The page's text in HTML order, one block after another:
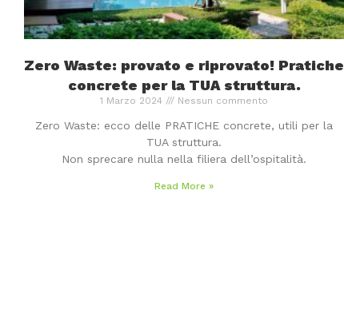
Zero Waste: provato e riprovato! Pratiche
concrete per la TUA struttura.
1 Marzo 2024 Nessun commento
Zero Waste: ecco delle PRATICHE concrete, utili per la
TUA struttura.
Non sprecare nulla nella filiera dell’ospitalità.
Read More »